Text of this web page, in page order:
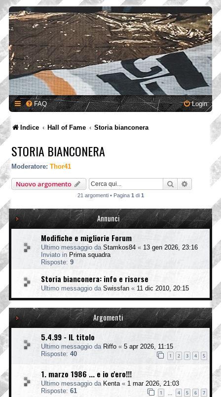
FAQ Login
Indice Hall of Fame Storia bianconera
STORIA BIANCONERA
Moderatore: Thor41
Nuovo argomento Cerca Ricerca
21 argomenti • Pagina 1 di 1
Annunci
Modifiche e migliorie Forum
Ultimo messaggio da Stamkos84 « 13 gen 2026, 23:16
Inviato in Prima squadra
Risposte: 9
Storia bianconera: info e risorse
Ultimo messaggio da Swissfan « 11 dic 2010, 20:15
Argomenti
5.4.99 - IL titolo
Ultimo messaggio da Riffo « 5 apr 2026, 11:15
Risposte: 40 1 2 3 4 5
1. marzo 1986 ... e io c'ero!!!
Ultimo messaggio da Kenta « 1 mar 2026, 21:03
Risposte: 61 1 4 5 6 7